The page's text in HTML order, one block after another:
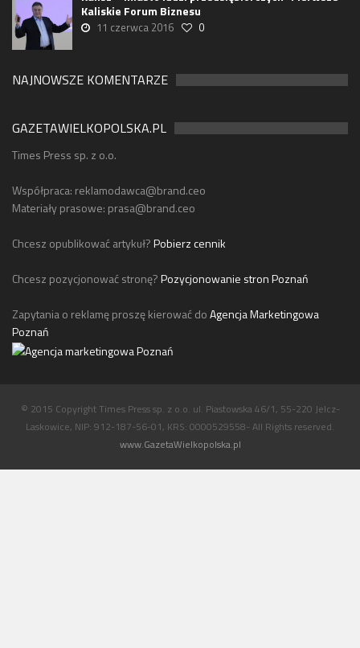
Kaliskie Forum Biznesu
11 czerwca 2016 0
NAJNOWSZE KOMENTARZE
GAZETAWIELKOPOLSKA.PL
Times Press sp. z o.o.
Współpraca: reklamodawca@brand.ceo
Materiały prasowe: prasa@brand.ceo
Chcesz opublikować artykuł?Pobierz cennik
Chcesz pozycjonować stronę?Pozycjonowanie stron Poznań
Zapytania o reklamę proszę kierować doAgencja Marketingowa
Poznań
© 2015 Copyright Times Press sp. z o.o. ul. Piastowska 46/1, 55-220 Jelcz-
Laskowice, NIP: 912-187-56-01, KRS: 0000529558- All Rights reserved.
www.GazetaWielkopolska.pl